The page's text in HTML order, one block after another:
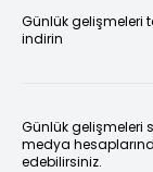
Günlük gelişmeleri
indirin
Günlük gelişmeleri
medya
edebilirsiniz.